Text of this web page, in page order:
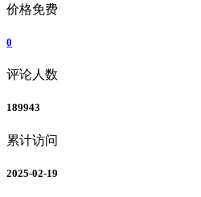
价格免费
0
评论人数
189943
累计访问
2025-02-19